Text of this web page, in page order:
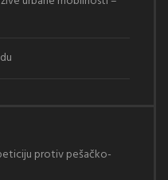
protiv pešačko-